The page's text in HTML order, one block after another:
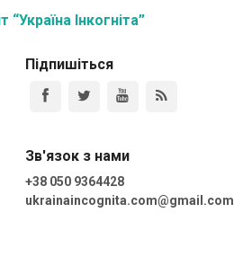
Інкогніта”
Підпишіться
Зв'язок з нами
+38 050 9364428
ukrainaincognita.com@gmail.com